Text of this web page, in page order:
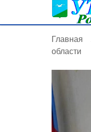
Главная
области